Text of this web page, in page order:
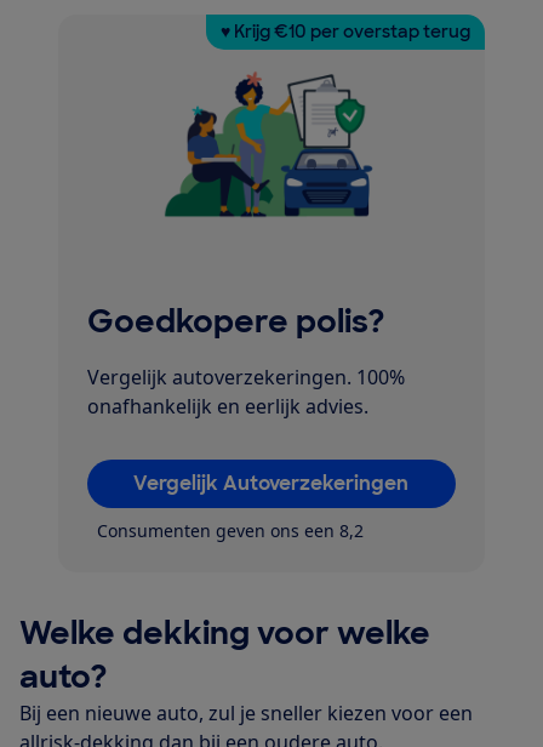
♥ Krijg €10 per overstap terug
Goedkopere polis?
Vergelijk autoverzekeringen. 100%
onafhankelijk en eerlijk advies.
Vergelijk Autoverzekeringen
Consumenten geven ons een 8,2
Welke dekking voor welke
auto?
Bij een nieuwe auto, zul je sneller kiezen voor een